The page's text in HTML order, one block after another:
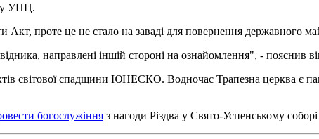
УПЦ.
Акт, проте це не стало на заваді для повернення державного
направлені іншій стороні на ознайомлення", - пояснив
світової спадщини ЮНЕСКО. Водночас Трапезна церква є
богослужіння з нагоди Різдва у Свято-Успенському